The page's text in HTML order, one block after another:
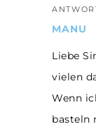
MANU
Liebe
vielen
Wenn
basteln